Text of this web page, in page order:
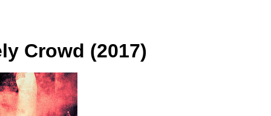
Crowd (2017)